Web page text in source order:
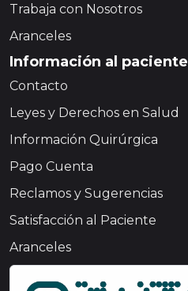
Trabaja con Nosotros
Aranceles
Información al paciente
Contacto
Leyes y Derechos en Salud
Información Quirúrgica
Pago Cuenta
Reclamos y Sugerencias
Satisfacción al Paciente
Aranceles